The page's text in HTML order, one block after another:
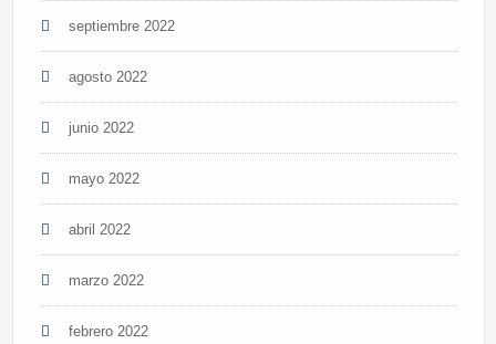
septiembre 2022
agosto 2022
junio 2022
mayo 2022
abril 2022
marzo 2022
febrero 2022